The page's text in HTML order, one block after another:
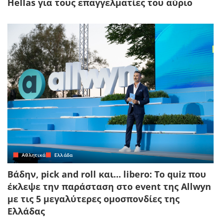
Hellas για τους επαγγελματίες του αύριο
Αθλητικά Ελλάδα
Βάδην, pick and roll και… libero: Το quiz που
έκλεψε την παράσταση στο event της Allwyn
με τις 5 μεγαλύτερες ομοσπονδίες της
Ελλάδας